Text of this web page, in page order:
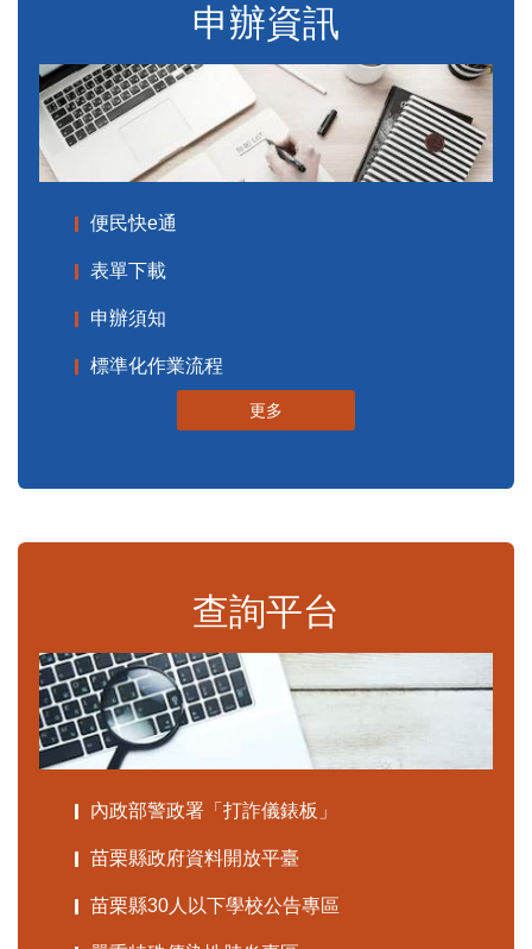
申辦資訊
便民快e通
表單下載
申辦須知
標準化作業流程
更多
查詢平台
內政部警政署「打詐儀錶板」
苗栗縣政府資料開放平臺
苗栗縣30人以下學校公告專區